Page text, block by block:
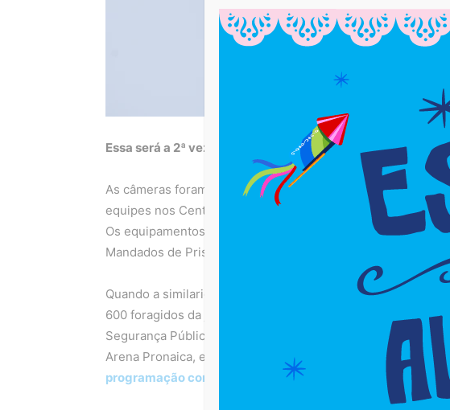
Essa será a 2ª vez em que a tecnologia vai ser usada no
As câmeras foram instaladas no Circuito Assis Valente, em
equipes nos Centros Integrados de Comunicações, da
Os equipamentos captam as imagens que são cruzadas
Mandados de Prisão, do Conselho Nacional de Justiça (CNJ).
Quando a similaridade aponta 90%, os policiais recebem os
600 foragidos da justiça já foram capturado pelo sistema,
Segurança Pública. O Carnaval de Cajazeiras 2024,
Arena Pronaica, e deve receber mais de 50 mil pessoas, de
programação completa do carnaval de Cajazeiras aqui.